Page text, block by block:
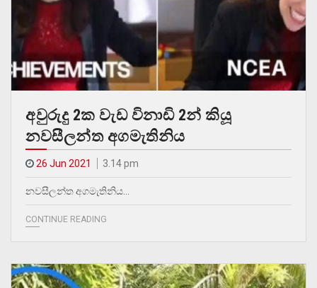
අවුරුදු 2ක වැඩ විනාඩි 2න් කියූ
නවසීලන්ත අගමැතිනිය
26 Jun 2021 3.14 pm
නවසීලන්ත අගමැතිනිය…
CONTINUE READING